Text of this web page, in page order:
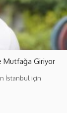
Mutfağa Giriyor
İstanbul için